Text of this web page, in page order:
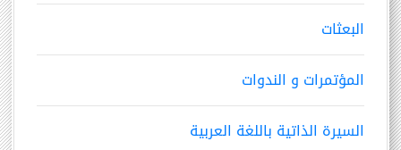
البعثات
المؤتمرات و الندوات
السيرة الذاتية باللغة العربية